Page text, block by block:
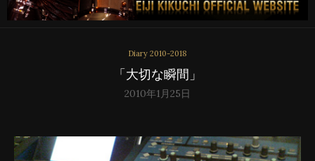
Diary 2010-2018
「大切な瞬間」
2010年1月25日